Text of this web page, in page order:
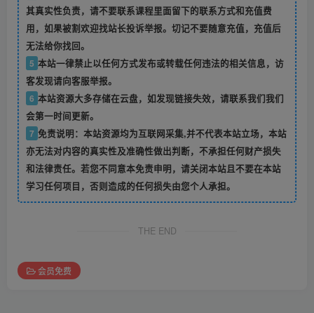
其真实性负责，请不要联系课程里面留下的联系方式和充值费
用，如果被割欢迎找站长投诉举报。切记不要随意充值，充值后
无法给你找回。
5 本站一律禁止以任何方式发布或转载任何违法的相关信息，访
客发现请向客服举报。
6 本站资源大多存储在云盘，如发现链接失效，请联系我们我们
会第一时间更新。
7 免责说明：本站资源均为互联网采集,并不代表本站立场，本站
亦无法对内容的真实性及准确性做出判断，不承担任何财产损失
和法律责任。若您不同意本免责申明，请关闭本站且不要在本站
学习任何项目，否则造成的任何损失由您个人承担。
THE END
会员免费